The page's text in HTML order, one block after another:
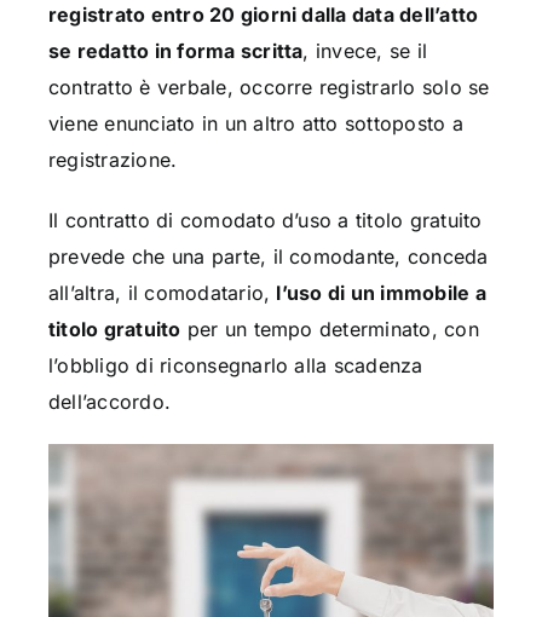
registrato entro 20 giorni dalla data dell’atto
se redatto in forma scritta, invece, se il
contratto è verbale, occorre registrarlo solo se
viene enunciato in un altro atto sottoposto a
registrazione.
Il contratto di comodato d’uso a titolo gratuito
prevede che una parte, il comodante, conceda
all’altra, il comodatario, l’uso di un immobile a
titolo gratuito per un tempo determinato, con
l’obbligo di riconsegnarlo alla scadenza
dell’accordo.